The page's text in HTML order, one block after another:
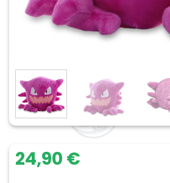
24,90 €